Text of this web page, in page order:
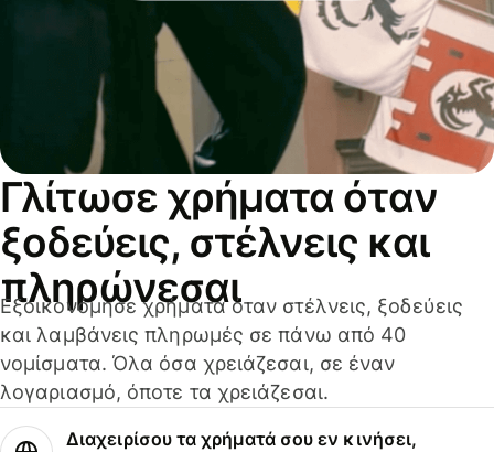
Γλίτωσε χρήματα όταν
ξοδεύεις, στέλνεις και
πληρώνεσαι
Εξοικονόμησε χρήματα όταν στέλνεις, ξοδεύεις
και λαμβάνεις πληρωμές σε πάνω από 40
νομίσματα. Όλα όσα χρειάζεσαι, σε έναν
λογαριασμό, όποτε τα χρειάζεσαι.
Διαχειρίσου τα χρήματά σου εν κινήσει,